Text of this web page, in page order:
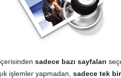
içerisinden sadece bazı sayfaları
işlemler yapmadan, sadece tek